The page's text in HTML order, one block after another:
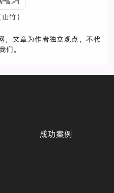
竹）
，文章为作者独立观点，不代
们。
成功案例